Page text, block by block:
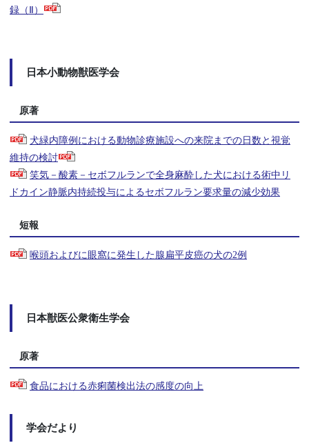
録（Ⅱ）
日本小動物獣医学会
原著
犬緑内障例における動物診療施設への来院までの日数と視覚
維持の検討
笑気－酸素－セボフルランで全身麻酔した犬における術中リ
ドカイン静脈内持続投与によるセボフルラン要求量の減少効果
短報
喉頭およびに眼窩に発生した腺扁平皮癌の犬の2例
日本獣医公衆衛生学会
原著
食品における赤痢菌検出法の感度の向上
学会だより